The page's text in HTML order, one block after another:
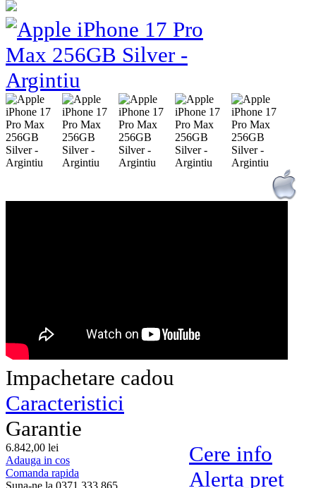
Impachetare cadou
Caracteristici
Garantie
6.842,00 lei
Adauga in cos
Comanda rapida
Suna-ne la 0371 333 865
Cere info
Alerta pret